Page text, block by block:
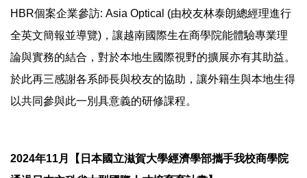
HBR個案企業參訪: Asia Optical (由校友林泰朗總經理進行
全英文簡報並導覽)，讓越南國際生在商學院能體驗專業理
論與實務的結合，對於本地生國際視野的擴展亦有其助益。
於此再三感謝各系師長與校友的協助，讓外籍生與本地生得
以共同參與此一別具意義的研修課程。
2024年11月【日本國立滋賀大學經濟學部攜手我校商學院